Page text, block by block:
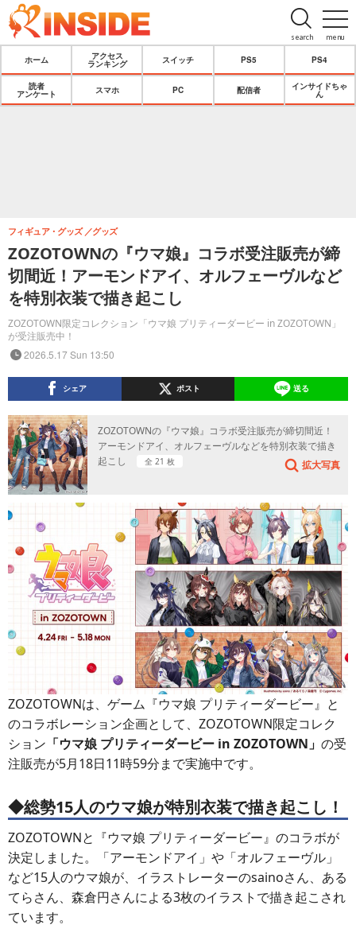
menu
search
ホーム
アクセス
ランキング
スイッチ PS5 PS4
読者
アンケート
スマホ PC 配信者
インサイドちゃ
ん
ZOZOTOWNの『ウマ娘』コラボ受注販売が締
切間近！アーモンドアイ、オルフェーヴルなど
を特別衣装で描き起こし
ZOZOTOWN限定コレクション「ウマ娘 プリティーダービー in ZOZOTOWN」
が受注販売中！
フィギュア・グッズ グッズ
2026.5.17 Sun 13:50
シェア ポスト 送る
ZOZOTOWNの『ウマ娘』コラボ受注販売が締切間近！
アーモンドアイ、オルフェーヴルなどを特別衣装で描き
起こし
全 21 枚 拡大写真
ZOZOTOWNは、ゲーム『ウマ娘 プリティーダービー』と
のコラボレーション企画として、ZOZOTOWN限定コレク
ション 「ウマ娘 プリティーダービー in ZOZOTOWN」 の受
注販売が5月18日11時59分まで実施中です。
◆総勢15人のウマ娘が特別衣装で描き起こし！
ZOZOTOWNと『ウマ娘 プリティーダービー』のコラボが
決定しました。「アーモンドアイ」や「オルフェーヴル」
など15人のウマ娘が、イラストレーターのsainoさん、ある
てらさん、森倉円さんによる3枚のイラストで描き起こされ
ています。